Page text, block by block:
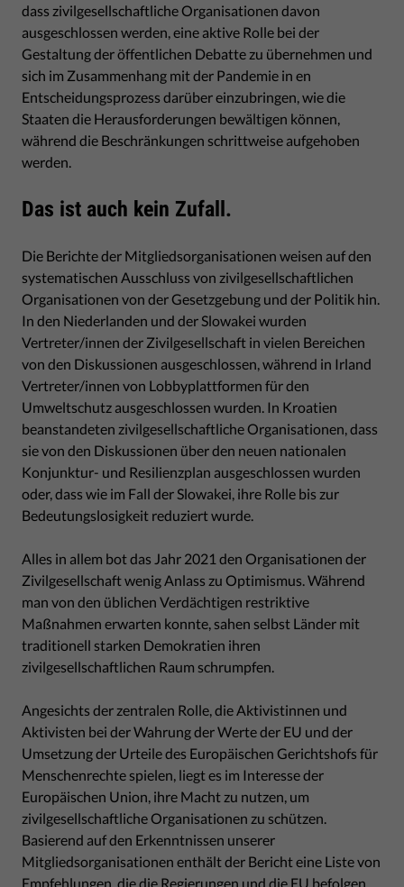
dass zivilgesellschaftliche Organisationen davon
ausgeschlossen werden, eine aktive Rolle bei der
Gestaltung der öffentlichen Debatte zu übernehmen und
sich im Zusammenhang mit der Pandemie in en
Entscheidungsprozess darüber einzubringen, wie die
Staaten die Herausforderungen bewältigen können,
während die Beschränkungen schrittweise aufgehoben
werden.
Das ist auch kein Zufall.
Die Berichte der Mitgliedsorganisationen weisen auf den
systematischen Ausschluss von zivilgesellschaftlichen
Organisationen von der Gesetzgebung und der Politik hin.
In den Niederlanden und der Slowakei wurden
Vertreter/innen der Zivilgesellschaft in vielen Bereichen
von den Diskussionen ausgeschlossen, während in Irland
Vertreter/innen von Lobbyplattformen für den
Umweltschutz ausgeschlossen wurden. In Kroatien
beanstandeten zivilgesellschaftliche Organisationen, dass
sie von den Diskussionen über den neuen nationalen
Konjunktur- und Resilienzplan ausgeschlossen wurden
oder, dass wie im Fall der Slowakei, ihre Rolle bis zur
Bedeutungslosigkeit reduziert wurde.
Alles in allem bot das Jahr 2021 den Organisationen der
Zivilgesellschaft wenig Anlass zu Optimismus. Während
man von den üblichen Verdächtigen restriktive
Maßnahmen erwarten konnte, sahen selbst Länder mit
traditionell starken Demokratien ihren
zivilgesellschaftlichen Raum schrumpfen.
Angesichts der zentralen Rolle, die Aktivistinnen und
Aktivisten bei der Wahrung der Werte der EU und der
Umsetzung der Urteile des Europäischen Gerichtshofs für
Menschenrechte spielen, liegt es im Interesse der
Europäischen Union, ihre Macht zu nutzen, um
zivilgesellschaftliche Organisationen zu schützen.
Basierend auf den Erkenntnissen unserer
Mitgliedsorganisationen enthält der Bericht eine Liste von
Empfehlungen, die die Regierungen und die EU befolgen